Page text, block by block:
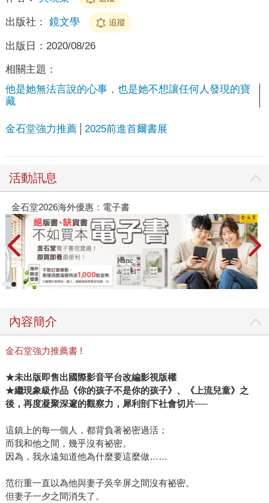
出版社： 鏡文學 追蹤
出版日： 2020/08/26
相關主題：
他是她無法言說的心事，也是她不想讓任何人發現的寶
藏
金石堂強力推薦 2025前進首爾書展
活動訊息
金石堂2026海外優惠：電子書
內容簡介
金石堂強力推薦書 !
★未出版即售出國際影音平台改編影視版權
★繼現象級作品《你的孩子不是你的孩子》、《上流兒童》之
後，再度凝聚深邃的觀察力，犀利剖下社會切片──
這鎮上的每一個人，都背負著祕密過活；
而我和他之間，幾乎沒有祕密。
因為，我永遠知道他為什麼要這麼做……
范衍重一直以為他與妻子吳辛屏之間沒有祕密。
但妻子一夕之間消失了。